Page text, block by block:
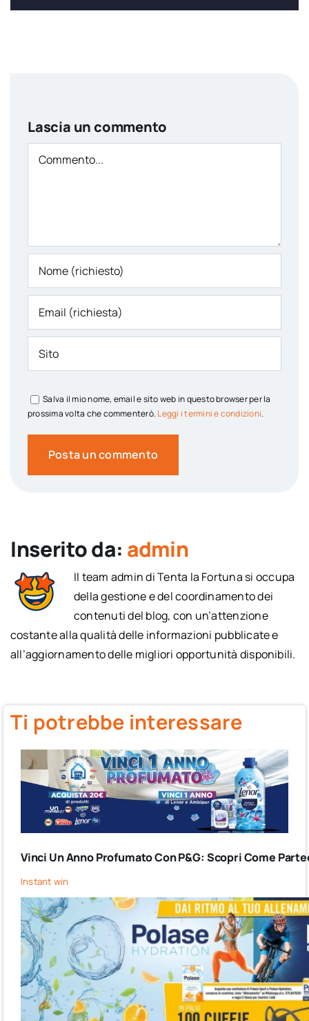
Lascia un commento
Comment
Salva il mio nome, email e sito web in questo browser per la
prossima volta che commenterò. Leggi i termini e condizioni.
Inserito da: admin
Il team admin di Tenta la Fortuna si occupa
della gestione e del coordinamento dei
contenuti del blog, con un’attenzione
costante alla qualità delle informazioni pubblicate e
all’aggiornamento delle migliori opportunità disponibili.
Ti potrebbe interessare
Vinci Un Anno Profumato Con P&G: Scopri Come
Instant win